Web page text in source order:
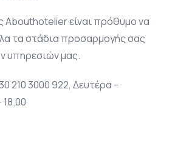
είναι πρόθυμο να
τα στάδια προσαρμογής σας
υπηρεσιών μας.
210 3000 922, Δευτέρα –